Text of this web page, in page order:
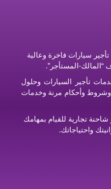
سيارات فاخرة وعالية
“المالك-المستأجر”.
تأجير السيارات وحلول
وشروط وأحكام مرنة وخدمات
تجارية للقيام بمهامك
واحتياجاتك.